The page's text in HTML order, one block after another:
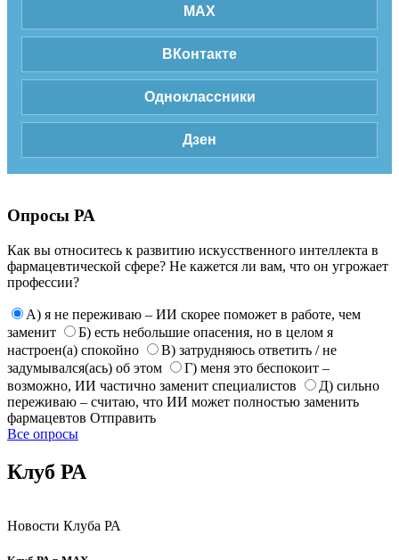
MAX
ВКонтакте
Одноклассники
Дзен
Опросы РА
Как вы относитесь к развитию искусственного интеллекта в
фармацевтической сфере? Не кажется ли вам, что он угрожает
профессии?
А) я не переживаю – ИИ скорее поможет в работе, чем
заменит
Б) есть небольшие опасения, но в целом я
настроен(а) спокойно
В) затрудняюсь ответить / не
задумывался(ась) об этом
Г) меня это беспокоит –
возможно, ИИ частично заменит специалистов
Д) сильно
переживаю – считаю, что ИИ может полностью заменить
фармацевтов Отправить
Все опросы
Клуб РА
Новости Клуба РА